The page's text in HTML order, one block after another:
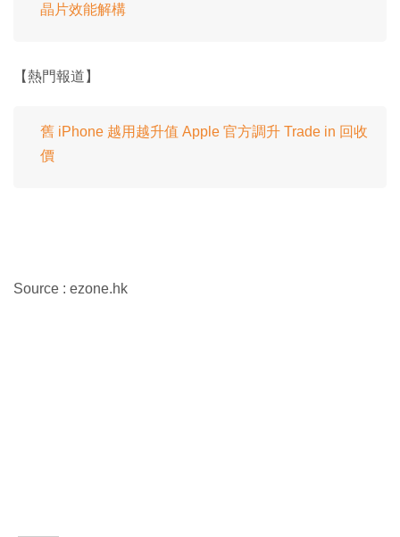
晶片效能解構
【熱門報道】
舊 iPhone 越用越升值 Apple 官方調升 Trade in 回收
價
Source : ezone.hk